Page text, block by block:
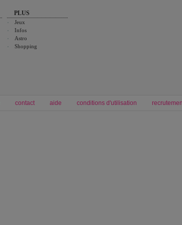
PLUS
Jeux
Infos
Astro
Shopping
contact aide conditions d'utilisation